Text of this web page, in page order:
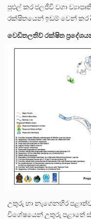
පුළුල් කර ජලජීවී වගා
රක්ෂිතයෙන් ඉඩම් වෙන් කර
වෙඩිතලතිව් රක්ෂිත
උතුරු හා නැගෙනහිර
විශේෂයෙන් උතුරු පළාතේ